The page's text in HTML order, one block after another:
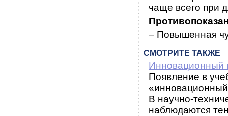
чаще всего при
– Повышенная
СМОТРИТЕ ТАКЖЕ
Инновационный
Появление в
В научно-
наблюдаются